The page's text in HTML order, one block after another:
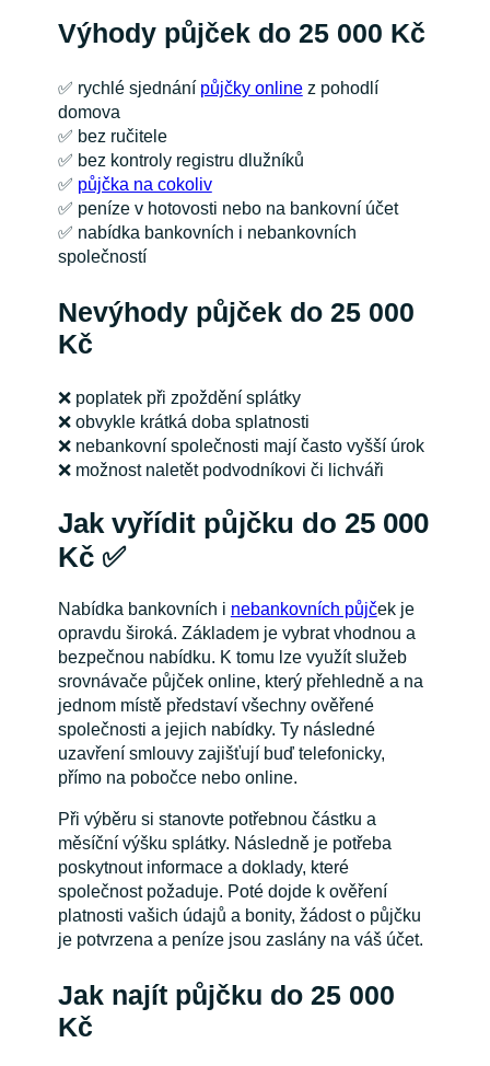
Výhody půjček do 25 000 Kč
✅ rychlé sjednání půjčky onlinez pohodlí
domova
✅ bez ručitele
✅ bez kontroly registru dlužníků
✅ půjčka na cokoliv
✅ peníze v hotovosti nebo na bankovní účet
✅ nabídka bankovních i nebankovních
společností
Nevýhody půjček do 25 000
Kč
❌ poplatek při zpoždění splátky
❌ obvykle krátká doba splatnosti
❌ nebankovní společnosti mají často vyšší úrok
❌možnost naletět podvodníkovi či lichváři
Jak vyřídit půjčku do 25 000
Kč ✅
Nabídka bankovních i nebankovních půjček je
opravdu široká. Základem je vybrat vhodnou a
bezpečnou nabídku. K tomu lze využít služeb
srovnávače půjček online, který přehledně a na
jednom místě představí všechny ověřené
společnosti a jejich nabídky. Ty následné
uzavření smlouvy zajišťují buď telefonicky,
přímo na pobočce nebo online.
Při výběru si stanovte potřebnou částku a
měsíční výšku splátky. Následně je potřeba
poskytnout informace a doklady, které
společnost požaduje. Poté dojde k ověření
platnosti vašich údajů a bonity, žádost o půjčku
je potvrzena a peníze jsou zaslány na váš účet.
Jak najít půjčku do 25 000
Kč